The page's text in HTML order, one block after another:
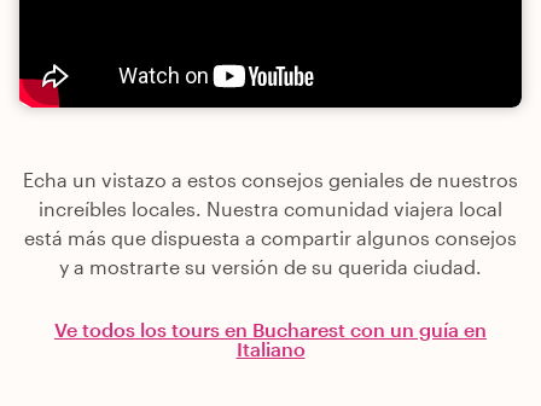
Echa un vistazo a estos consejos geniales de nuestros
increíbles locales. Nuestra comunidad viajera local
está más que dispuesta a compartir algunos consejos
y a mostrarte su versión de su querida ciudad.
Ve todos los tours en Bucharest con un guía en
Italiano